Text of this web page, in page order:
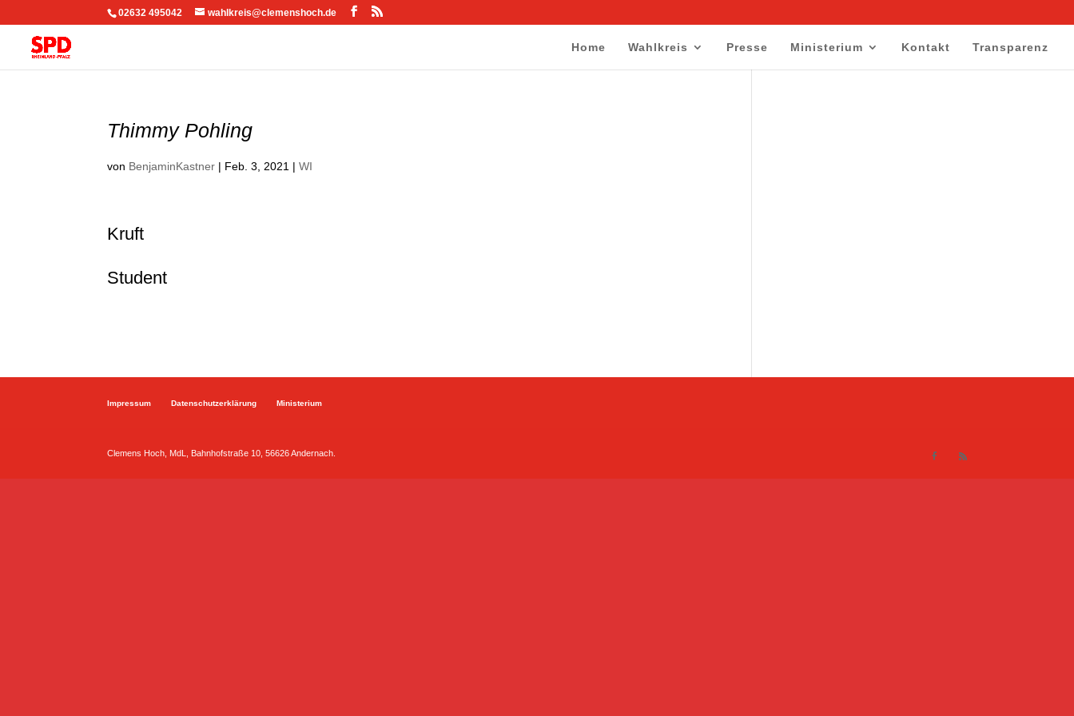
02632 495042 wahlkreis@clemenshoch.de
Home Wahlkreis Presse Ministerium Kontakt Transparenz
Thimmy Pohling
von BenjaminKastner | Feb. 3, 2021 |WI
Kruft
Student
Impressum Datenschutzerklärung Ministerium
Clemens Hoch, MdL, Bahnhofstraße 10, 56626 Andernach.